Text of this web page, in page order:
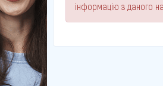
інформацію з даного